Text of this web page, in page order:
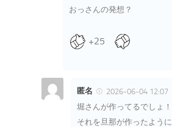
おっさんの発想？
+25
匿名
2026-06-04 12:07
堀さんが作ってるでしょ！
それを旦那が作ったよう